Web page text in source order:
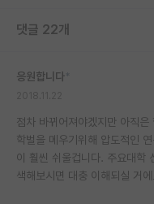
댓글 22개
응원합니다
점차 바뀌어져야겠지만 아직
학벌을 메우기위해 압도적인
이 훨씬 쉬울겁니다. 주요대학
색해보시면 대충 이해되실 거에